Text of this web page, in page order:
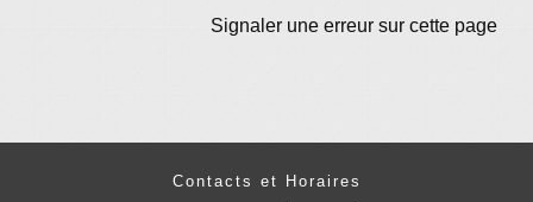
Signaler une erreur sur cette page
Contacts et Horaires